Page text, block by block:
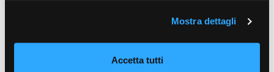
Mostra dettagli
Accetta tutti
Piano di posa
Piastrelle ecologiche